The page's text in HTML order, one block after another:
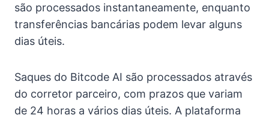
são processados instantaneamente, enquanto
transferências bancárias podem levar alguns
dias úteis.
Saques do Bitcode AI são processados através
do corretor parceiro, com prazos que variam
de 24 horas a vários dias úteis. A plataforma